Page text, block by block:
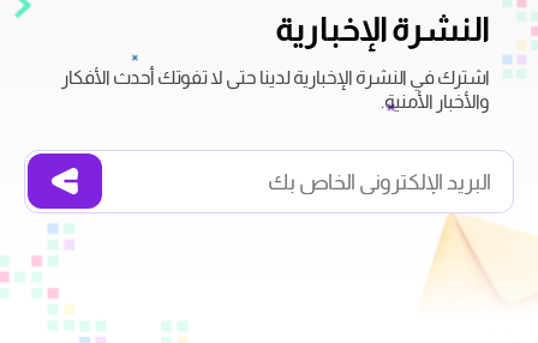
النشرة الإخبارية
اشترك في النشرة الإخبارية لدينا حتى لا تفوتك أحدث الأفكار
والأخبار الأمنية.